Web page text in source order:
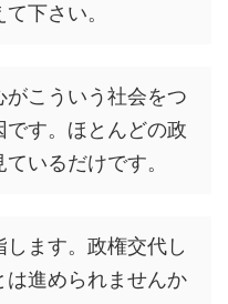
下さい。
がこういう社会をつ
です。ほとんどの政
いるだけです。
ます。政権交代し
は進められませんか